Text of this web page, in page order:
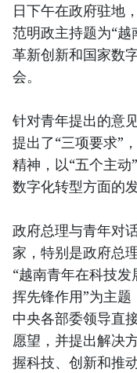
日下午在政府驻地
范明政主持题为“越
革新创新和国家数
会。
针对青年提出的意
提出了“三项要求”
精神，以“五个主
数字化转型方面的发
政府总理与青年对
家，特别是政府总
“越南青年在科技
挥先锋作用”为主
中央各部委领导直
愿望，并提出解决
握科技、创新和推